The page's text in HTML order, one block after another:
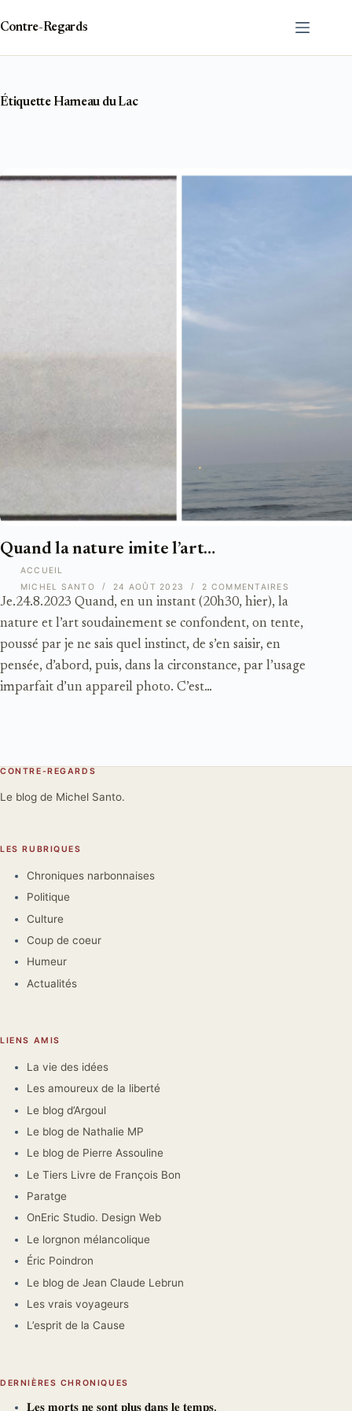
contenu
Contre-Regards
ÉtiquetteHameau du Lac
ACCUEIL
Quand la nature imite l’art…
Je.24.8.2023 Quand, en un instant (20h30, hier), la
nature et l’art soudainement se confondent, on tente,
poussé par je ne sais quel instinct, de s’en saisir, en
pensée, d’abord, puis, dans la circonstance, par l’usage
imparfait d’un appareil photo. C’est…
MICHEL SANTO 24 AOÛT 2023 2 COMMENTAIRES
CONTRE-REGARDS
Le blog de Michel Santo.
LES RUBRIQUES
Chroniques narbonnaises
Politique
Culture
Coup de coeur
Humeur
Actualités
LIENS AMIS
La vie des idées
Les amoureux de la liberté
Le blog d’Argoul
Le blog de Nathalie MP
Le blog de Pierre Assouline
Le Tiers Livre de François Bon
Paratge
OnEric Studio. Design Web
Le lorgnon mélancolique
Éric Poindron
Le blog de Jean Claude Lebrun
Les vrais voyageurs
L’esprit de la Cause
DERNIÈRES CHRONIQUES
𝐋𝐞𝐬 𝐦𝐨𝐫𝐭𝐬 𝐧𝐞 𝐬𝐨𝐧𝐭 𝐩𝐥𝐮𝐬 𝐝𝐚𝐧𝐬 𝐥𝐞 𝐭𝐞𝐦𝐩𝐬.